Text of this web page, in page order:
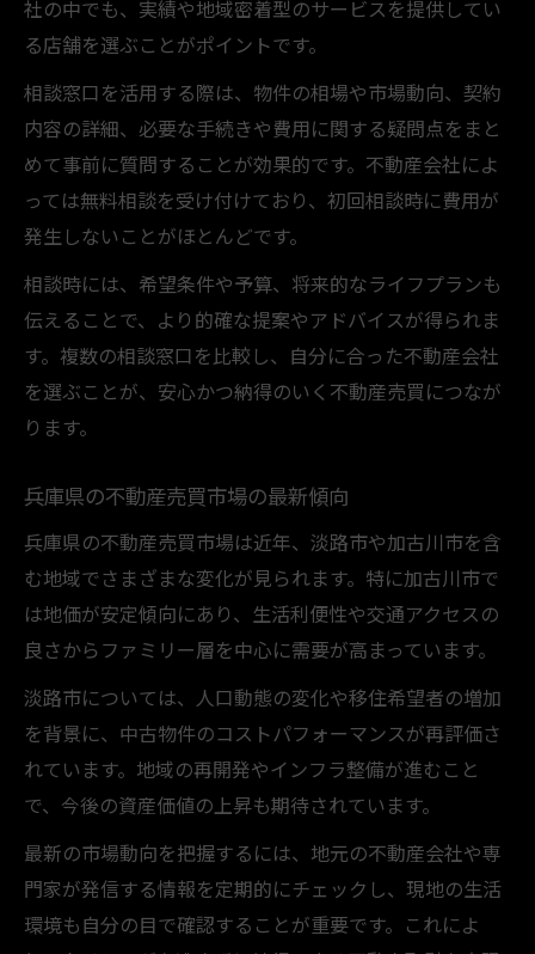
社の中でも、実績や地域密着型のサービスを提供してい
る店舗を選ぶことがポイントです。
相談窓口を活用する際は、物件の相場や市場動向、契約
内容の詳細、必要な手続きや費用に関する疑問点をまと
めて事前に質問することが効果的です。不動産会社によ
っては無料相談を受け付けており、初回相談時に費用が
発生しないことがほとんどです。
相談時には、希望条件や予算、将来的なライフプランも
伝えることで、より的確な提案やアドバイスが得られま
す。複数の相談窓口を比較し、自分に合った不動産会社
を選ぶことが、安心かつ納得のいく不動産売買につなが
ります。
兵庫県の不動産売買市場の最新傾向
兵庫県の不動産売買市場は近年、淡路市や加古川市を含
む地域でさまざまな変化が見られます。特に加古川市で
は地価が安定傾向にあり、生活利便性や交通アクセスの
良さからファミリー層を中心に需要が高まっています。
淡路市については、人口動態の変化や移住希望者の増加
を背景に、中古物件のコストパフォーマンスが再評価さ
れています。地域の再開発やインフラ整備が進むこと
で、今後の資産価値の上昇も期待されています。
最新の市場動向を把握するには、地元の不動産会社や専
門家が発信する情報を定期的にチェックし、現地の生活
環境も自分の目で確認することが重要です。これによ